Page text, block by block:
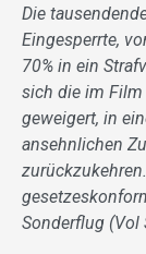
Die
Eingesperrte,
70% in ein
sich die im
geweigert, in
ansehnlichen
Sonderflug (Vol